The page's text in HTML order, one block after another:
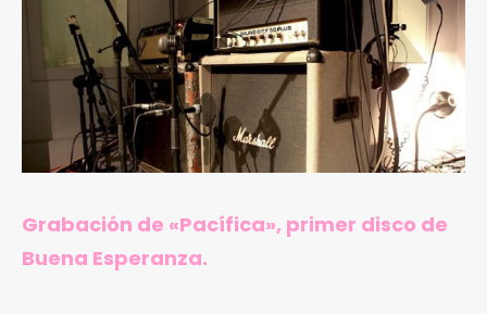
Grabación de «Pacífica», primer disco de
Buena Esperanza.